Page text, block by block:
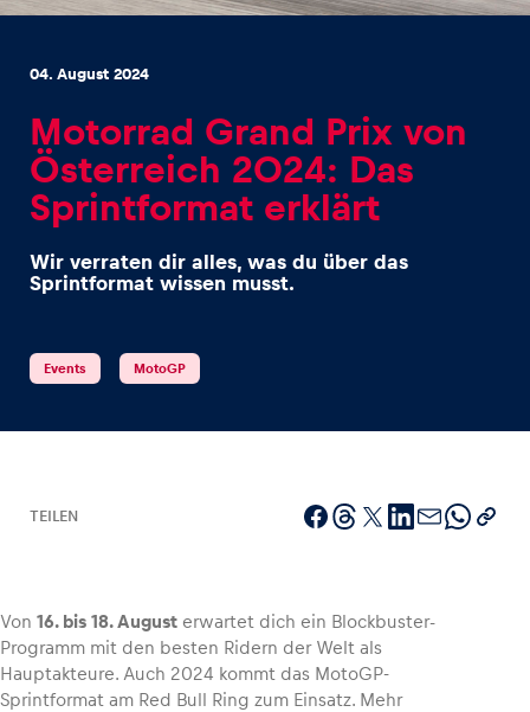
Erlebnisse
Alle anzeigen
Seiten
Fahrzeug
Alle anzeigen
04. August 2024
Motorrad Grand Prix von
Österreich 2024: Das
Sprintformat erklärt
Wir verraten dir alles, was du über das
Sprintformat wissen musst.
Events MotoGP
TEILEN
Von 16. bis 18. August erwartet dich ein Blockbuster-
Programm mit den besten Ridern der Welt als
Hauptakteure. Auch 2024 kommt das MotoGP-
Sprintformat am Red Bull Ring zum Einsatz. Mehr